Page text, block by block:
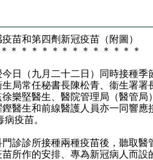
苗和第四劑新冠疫苗（附圖）
＊ ＊ ＊ ＊ ＊ ＊ ＊ ＊ ＊ ＊ ＊ ＊ ＊ ＊
（九月二十二日）同時接種季
局常任秘書長陳松青、衞生署署
樂堅醫生、醫院管理局（醫管局
醫生和前線醫護人員亦一同響應
疫苗。
診所接種兩種疫苗後，聽取醫
所作的安排、專為新冠病人而設